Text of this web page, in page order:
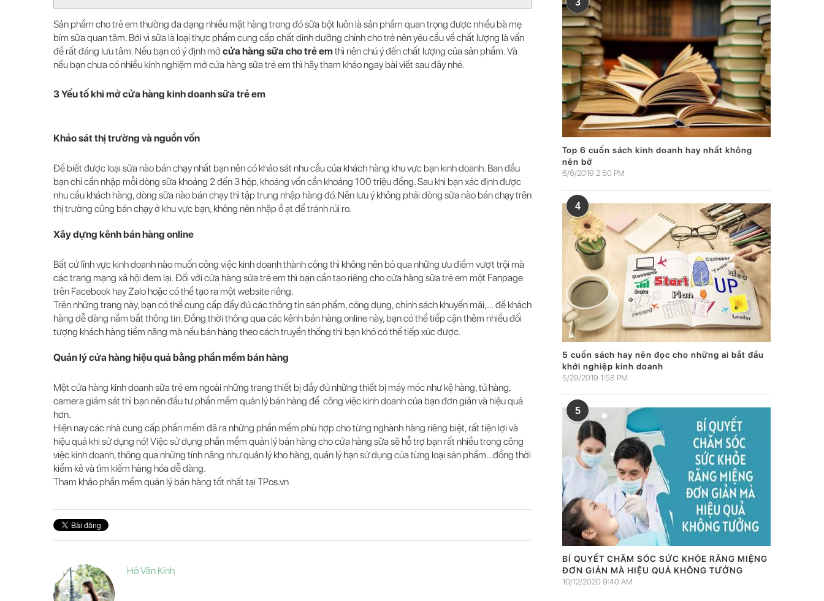
Sản phẩm cho trẻ em thường đa dạng nhiều mặt hàng trong đó sữa bột luôn là sản phẩm quan trọng được nhiều bà mẹ
bỉm sữa quan tâm. Bởi vì sữa là loại thực phẩm cung cấp chất dinh dưỡng chính cho trẻ nên yêu cầu về chất lượng là vấn
đề rất đáng lưu tâm. Nếu bạn có ý định mở cửa hàng sữa cho trẻ em thì nên chú ý đến chất lượng của sản phẩm. Và
nếu bạn chưa có nhiều kinh nghiệm mở cửa hàng sữa trẻ em thì hãy tham khảo ngay bài viết sau đây nhé.
3 Yếu tố khi mở cửa hàng kinh doanh sữa trẻ em
Khảo sát thị trường và nguồn vốn
Để biết được loại sữa nào bán chạy nhất bạn nên có khảo sát nhu cầu của khách hàng khu vực bạn kinh doanh. Ban đầu
bạn chỉ cần nhập mỗi dòng sữa khoảng 2 đến 3 hộp, khoảng vốn cần khoảng 100 triệu đồng. Sau khi bạn xác định được
nhu cầu khách hàng, dòng sữa nào bán chạy thì tập trung nhập hàng đó. Nên lưu ý không phải dòng sữa nào bán chạy trên
thị trường cũng bán chạy ở khu vực bạn, không nên nhập ồ ạt để tránh rủi ro.
Xây dựng kênh bán hàng online
Bất cứ lĩnh vực kinh doanh nào muốn công việc kinh doanh thành công thì không nên bỏ qua những ưu điểm vượt trội mà
các trang mạng xã hội đem lại. Đối với cửa hàng sửa trẻ em thì bạn cần tạo riêng cho cửa hàng sữa trẻ em một Fanpage
trên Facebook hay Zalo hoặc có thể tạo ra một website riêng.
Trên những trang này, bạn có thể cung cấp đầy đủ các thông tin sản phẩm, công dụng, chính sách khuyến mãi,… để khách
hàng dễ dàng nắm bắt thông tin. Đồng thời thông qua các kênh bán hàng online này, bạn có thể tiếp cận thêm nhiều đối
tượng khách hàng tiềm năng mà nếu bán hàng theo cách truyền thống thì bạn khó có thể tiếp xúc được.
Quản lý cửa hàng hiệu quả bằng phần mềm bán hàng
Một cửa hàng kinh doanh sữa trẻ em ngoài những trang thiết bị đầy đủ những thiết bị máy móc như kệ hàng, tủ hàng,
camera giám sát thì bạn nên đầu tư phần mềm quản lý bán hàng để công việc kinh doanh của bạn đơn giản và hiệu quả
hơn.
Hiện nay các nhà cung cấp phần mềm đã ra những phần mềm phù hợp cho từng nghành hàng riêng biệt, rất tiện lợi và
hiệu quả khi sử dụng nó! Việc sử dụng phần mềm quản lý bán hàng cho cửa hàng sữa sẽ hỗ trợ bạn rất nhiều trong công
việc kinh doanh, thông qua những tính năng như quản lý kho hàng, quản lý hạn sử dụng của từng loại sản phẩm…đồng thời
kiểm kê và tìm kiếm hàng hóa dễ dàng.
Tham khảo phần mềm quản lý bán hàng tốt nhất tại TPos.vn
Hồ Văn Kính
Top 6 cuốn sách kinh doanh hay nhất không
nên bỡ
6/6/2019 2:50 PM
4
5 cuốn sách hay nên đọc cho những ai bắt đầu
khởi nghiệp kinh doanh
5/29/2019 1:58 PM
5
BÍ QUYẾT CHĂM SÓC SỨC KHỎE RĂNG MIỆNG
ĐƠN GIẢN MÀ HIỆU QUẢ KHÔNG TƯỞNG
10/12/2020 9:40 AM